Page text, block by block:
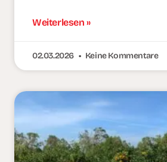
Weiterlesen »
02.03.2026 Keine Kommentare